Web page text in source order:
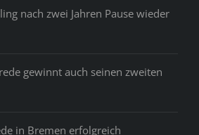
nach zwei Jahren Pause wieder
gewinnt auch seinen zweiten
in Bremen erfolgreich